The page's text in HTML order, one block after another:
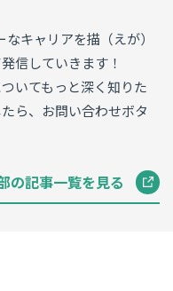
キャリアを描（えが）
信していきます！
いてもっと深く知りた
ら、お問い合わせボタ
の記事一覧を見る